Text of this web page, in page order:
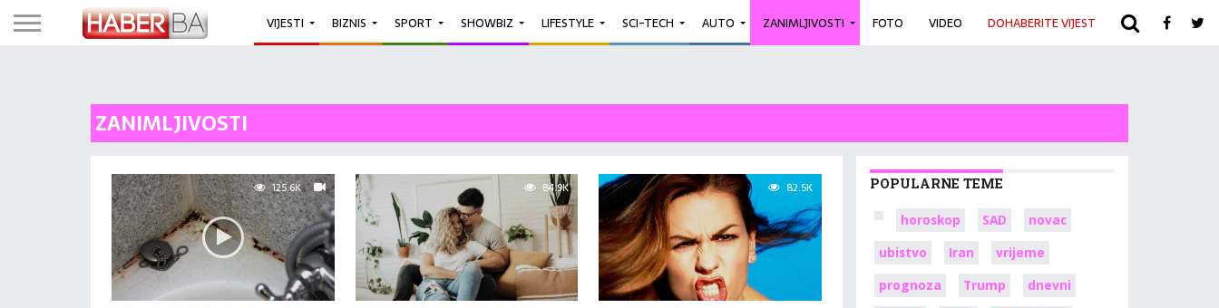
VIJESTI BIZNIS SPORT SHOWBIZ LIFESTYLE SCI-TECH AUTO ZANIMLJIVOSTI FOTO VIDEO DOHABERITE VIJEST ARHIVA
ZANIMLJIVOSTI
125.6K 84.9K 82.5K POPULARNE TEME
horoskop SAD
novac
ubistvo
Iran
vrijeme
prognoza
Trump
dnevni